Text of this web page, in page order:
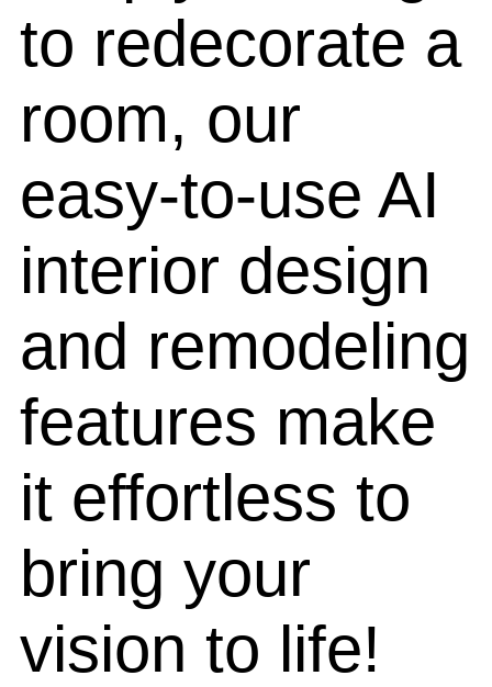
to redecorate a
room, our
easy-to-use AI
interior design
and remodeling
features make
it effortless to
bring your
vision to life!